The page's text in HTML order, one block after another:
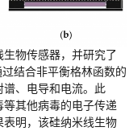
物传感器，并研究了
结合非平衡格林函数的
、电导和电流。此
其他病毒的电子传递
明，该硅纳米线生物